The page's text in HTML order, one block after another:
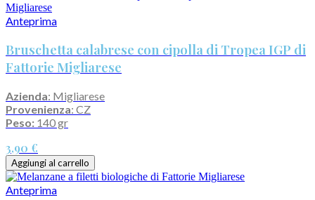
Anteprima
Bruschetta calabrese con cipolla di Tropea IGP di
Fattorie Migliarese
Azienda: Migliarese
Provenienza: CZ
Peso: 140 gr
3,90 €
Aggiungi al carrello
Anteprima